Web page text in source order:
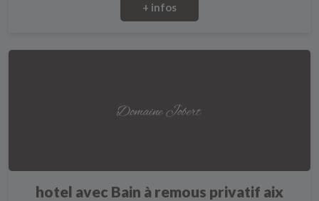
+ infos
hotel avec Bain à remous privatif aix